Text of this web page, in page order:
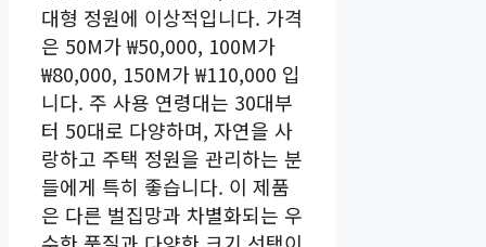
대형 정원에 이상적입니다. 가격
은 50M가 ₩50,000, 100M가
₩80,000, 150M가 ₩110,000 입
니다. 주 사용 연령대는 30대부
터 50대로 다양하며, 자연을 사
랑하고 주택 정원을 관리하는 분
들에게 특히 좋습니다. 이 제품
은 다른 벌집망과 차별화되는 우